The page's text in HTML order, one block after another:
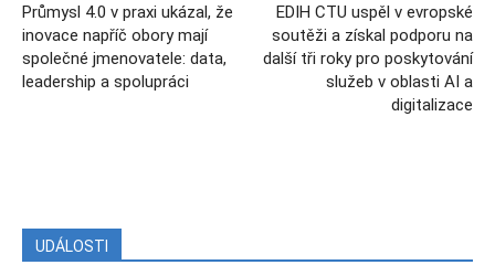
Průmysl 4.0 v praxi ukázal, že
inovace napříč obory mají
společné jmenovatele: data,
leadership a spolupráci
EDIH CTU uspěl v evropské
soutěži a získal podporu na
další tři roky pro poskytování
služeb v oblasti AI a
digitalizace
UDÁLOSTI